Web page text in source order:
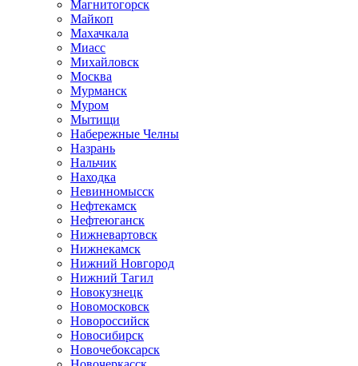
Магнитогорск
Майкоп
Махачкала
Миасс
Михайловск
Москва
Мурманск
Муром
Мытищи
Набережные Челны
Назрань
Нальчик
Находка
Невинномысск
Нефтекамск
Нефтеюганск
Нижневартовск
Нижнекамск
Нижний Новгород
Нижний Тагил
Новокузнецк
Новомосковск
Новороссийск
Новосибирск
Новочебоксарск